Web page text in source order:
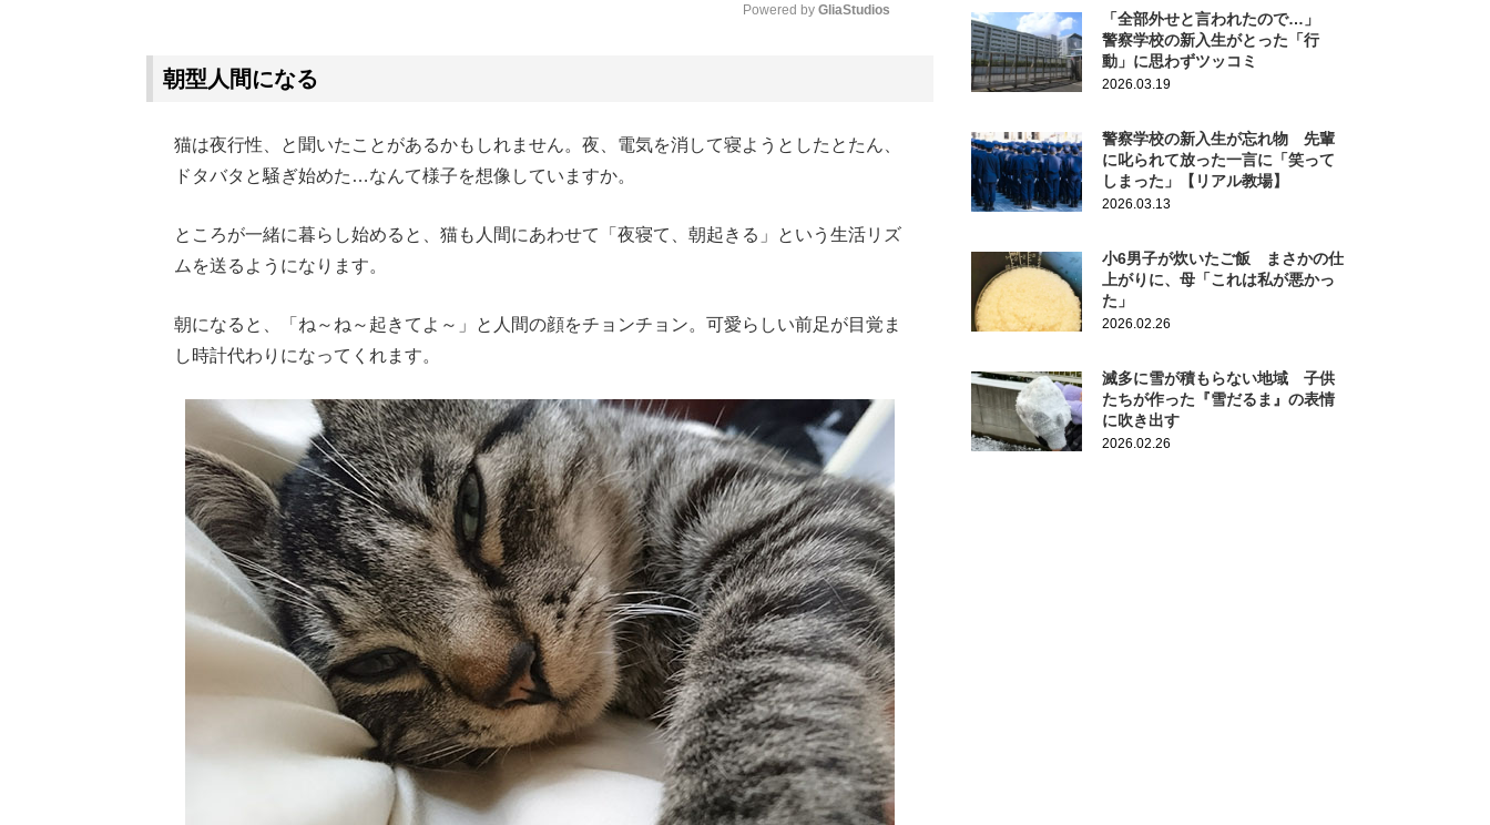
Powered by GliaStudios
朝型人間になる
猫は夜行性、と聞いたことがあるかもしれません。夜、電気を消して寝ようとしたとたん、
ドタバタと騒ぎ始めた…なんて様子を想像していますか。
ところが一緒に暮らし始めると、猫も人間にあわせて「夜寝て、朝起きる」という生活リズ
ムを送るようになります。
朝になると、「ね～ね～起きてよ～」と人間の顔をチョンチョン。可愛らしい前足が目覚ま
し時計代わりになってくれます。
「全部外せと言われたので…」
警察学校の新入生がとった「行
動」に思わずツッコミ
2026.03.19
警察学校の新入生が忘れ物 先輩
に叱られて放った一言に「笑って
しまった」【リアル教場】
2026.03.13
小6男子が炊いたご飯 まさかの仕
上がりに、母「これは私が悪かっ
た」
2026.02.26
滅多に雪が積もらない地域 子供
たちが作った『雪だるま』の表情
に吹き出す
2026.02.26